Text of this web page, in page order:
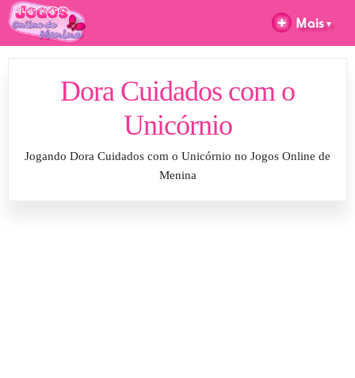
Dora Cuidados com o
Unicórnio
Jogando Dora Cuidados com o Unicórnio no Jogos Online de
Menina